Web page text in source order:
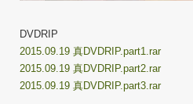
DVDRIP
2015.09.19 真DVDRIP.part1.rar
2015.09.19 真DVDRIP.part2.rar
2015.09.19 真DVDRIP.part3.rar